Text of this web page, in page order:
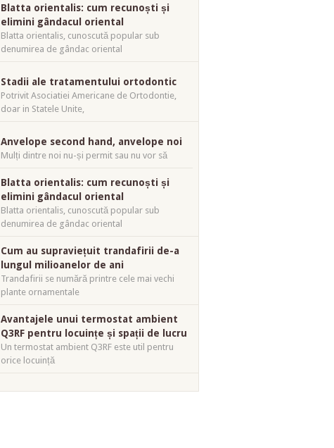
Blatta orientalis: cum recunoști și
elimini gândacul oriental
Blatta orientalis, cunoscută popular sub
denumirea de gândac oriental
Stadii ale tratamentului ortodontic
Potrivit Asociatiei Americane de Ortodontie,
doar in Statele Unite,
Anvelope second hand, anvelope noi
Mulți dintre noi nu-și permit sau nu vor să
Blatta orientalis: cum recunoști și
elimini gândacul oriental
Blatta orientalis, cunoscută popular sub
denumirea de gândac oriental
Cum au supraviețuit trandafirii de-a
lungul milioanelor de ani
Trandafirii se numără printre cele mai vechi
plante ornamentale
Avantajele unui termostat ambient
Q3RF pentru locuințe și spații de lucru
Un termostat ambient Q3RF este util pentru
orice locuință